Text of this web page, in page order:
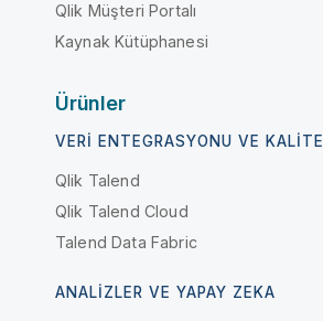
Qlik Müşteri Portalı
Kaynak Kütüphanesi
Ürünler
VERI ENTEGRASYONU VE KALITE
Qlik Talend
Qlik Talend Cloud
Talend Data Fabric
ANALIZLER VE YAPAY ZEKA